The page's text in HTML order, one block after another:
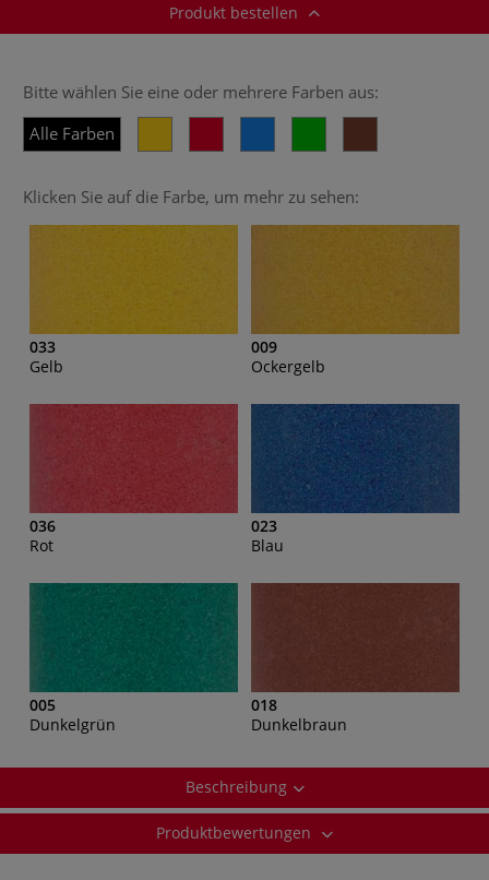
Produkt bestellen
Bitte wählen Sie eine oder mehrere Farben aus:
Alle Farben
Klicken Sie auf die Farbe, um mehr zu sehen:
033
Gelb
009
Ockergelb
036
Rot
023
Blau
005
Dunkelgrün
018
Dunkelbraun
Beschreibung
Produktbewertungen